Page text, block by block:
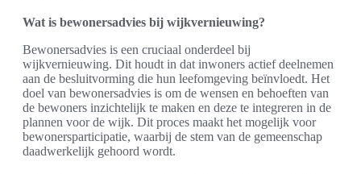
Wat is bewonersadvies bij wijkvernieuwing?
Bewonersadvies is een cruciaal onderdeel bij
wijkvernieuwing. Dit houdt in dat inwoners actief deelnemen
aan de besluitvorming die hun leefomgeving beïnvloedt. Het
doel van bewonersadvies is om de wensen en behoeften van
de bewoners inzichtelijk te maken en deze te integreren in de
plannen voor de wijk. Dit proces maakt het mogelijk voor
bewonersparticipatie, waarbij de stem van de gemeenschap
daadwerkelijk gehoord wordt.